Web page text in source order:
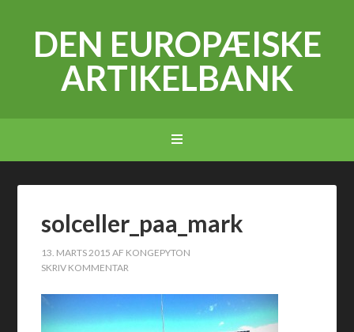
DEN EUROPÆISKE
ARTIKELBANK
solceller_paa_mark
13. MARTS 2015 AF KONGEPYTON
SKRIV KOMMENTAR